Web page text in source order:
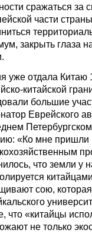
сражаться
части
закрыть глаза
уже отдала Китаю
китайской
большие
Еврейского
«Ко мне
что земли у
сою,
что «китайцы
не только